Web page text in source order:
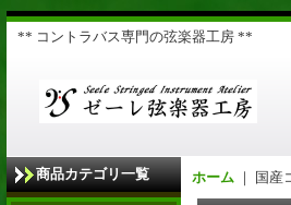
** コントラバス専門の弦楽器工房 **
商品カテゴリ一覧 ホーム ｜ 国産